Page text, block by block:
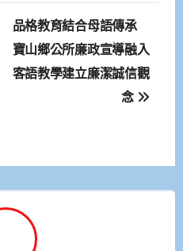
品格教育結合母語傳承
寶山鄉公所廉政宣導融入
客語教學建立廉潔誠信觀
念